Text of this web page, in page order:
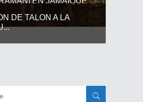
DE TALON A LA